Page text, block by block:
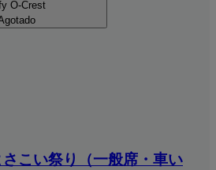
O-Crest
こい祭り（一般席・車い